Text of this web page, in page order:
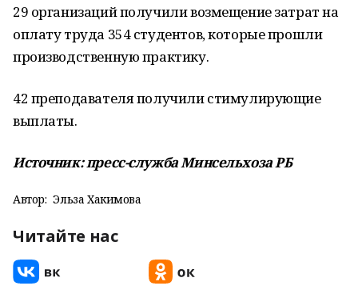
29 организаций получили возмещение затрат на
оплату труда 354 студентов, которые прошли
производственную практику.
42 преподавателя получили стимулирующие
выплаты.
Источник: пресс-служба Минсельхоза РБ
Автор: Эльза Хакимова
Читайте нас